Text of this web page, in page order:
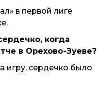
в первой лиге
когда
в Орехово-Зуеве?
игру, сердечко было